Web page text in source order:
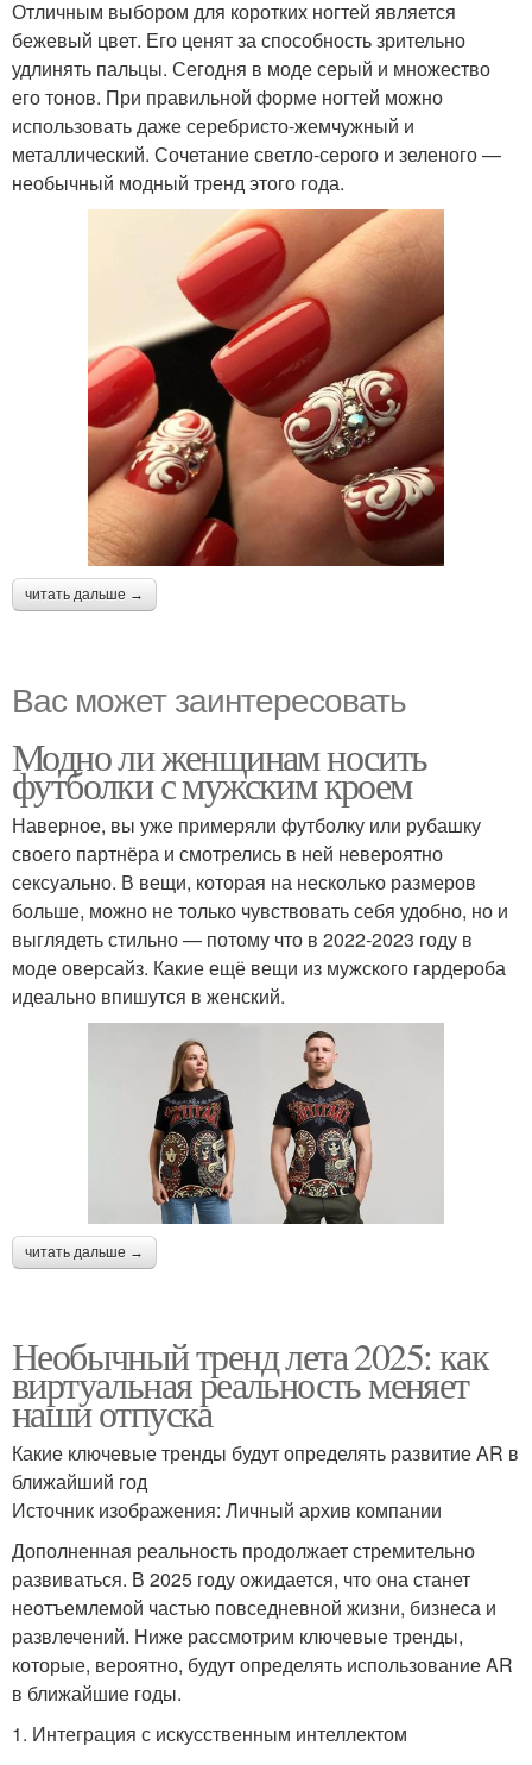
Отличным выбором для коротких ногтей является
бежевый цвет. Его ценят за способность зрительно
удлинять пальцы. Сегодня в моде серый и множество
его тонов. При правильной форме ногтей можно
использовать даже серебристо-жемчужный и
металлический. Сочетание светло-серого и зеленого —
необычный модный тренд этого года.
читать дальше →
Вас может заинтересовать
Модно ли женщинам носить
футболки с мужским кроем
Наверное, вы уже примеряли футболку или рубашку
своего партнёра и смотрелись в ней невероятно
сексуально. В вещи, которая на несколько размеров
больше, можно не только чувствовать себя удобно, но и
выглядеть стильно — потому что в 2022-2023 году в
моде оверсайз. Какие ещё вещи из мужского гардероба
идеально впишутся в женский.
читать дальше →
Необычный тренд лета 2025: как
виртуальная реальность меняет
наши отпуска
Какие ключевые тренды будут определять развитие AR в
ближайший год
Источник изображения: Личный архив компании
Дополненная реальность продолжает стремительно
развиваться. В 2025 году ожидается, что она станет
неотъемлемой частью повседневной жизни, бизнеса и
развлечений. Ниже рассмотрим ключевые тренды,
которые, вероятно, будут определять использование AR
в ближайшие годы.
1. Интеграция с искусственным интеллектом